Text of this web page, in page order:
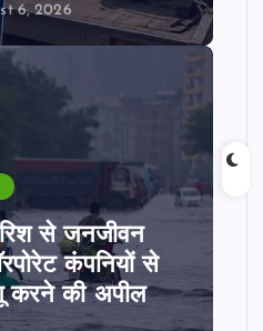
6, 2026
से जनजीवन
कंपनियों से
करने की अपील